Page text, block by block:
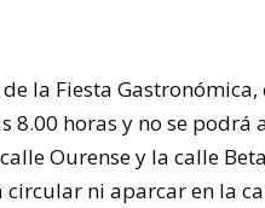
la Fiesta
8.00 horas y no se podrá
Ourense y la calle
circular ni aparcar en la